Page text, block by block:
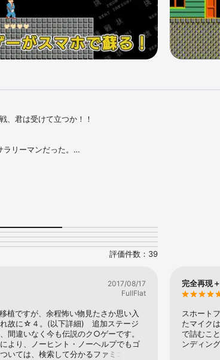
、君は受けて立つか！！
リーマンだった。
単純なチャレンジゲームと考えたら、ほとんど君たちは、最
この作品を考えないようにして欲しい。
かけたり、スナックあぜ道で「からおけ」を楽しむことがで
い不具合が確認されています。
評価件数：39
2017/08/17
FullFlat
植ですが、余程怖い物見たさか思い入
故に☆４。(以下詳細)　追加ステージ
間違いなく今も伝説のク○ゲーです。
より、ノーヒント・ノーヘルプでもゴ
いては、検索して分かるファミコン版
完全再現
スホート
たマイク
で詰むこ
ンディン